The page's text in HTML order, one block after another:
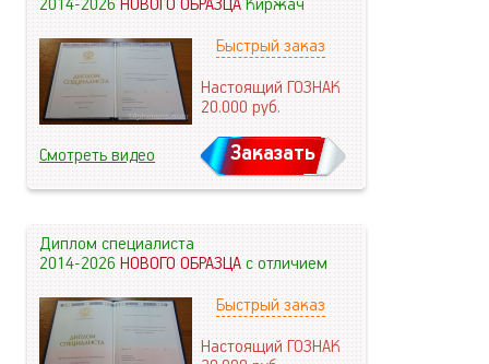
2014-2026НОВОГО ОБРАЗЦАКиржач
Быстрый заказ
Настоящий ГОЗНАК
20.000руб.
Смотреть видео Заказать
Диплом специалиста
2014-2026НОВОГО ОБРАЗЦАс отличием
Быстрый заказ
Настоящий ГОЗНАК